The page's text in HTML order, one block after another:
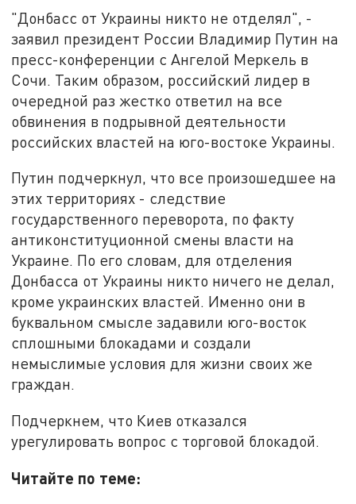
"Донбасс от Украины никто не отделял", -
заявил президент России Владимир Путин на
пресс-конференции с Ангелой Меркель в
Сочи. Таким образом, российский лидер в
очередной раз жестко ответил на все
обвинения в подрывной деятельности
российских властей на юго-востоке Украины.
Путин подчеркнул, что все произошедшее на
этих территориях - следствие
государственного переворота, по факту
антиконституционной смены власти на
Украине. По его словам, для отделения
Донбасса от Украины никто ничего не делал,
кроме украинских властей. Именно они в
буквальном смысле задавили юго-восток
сплошными блокадами и создали
немыслимые условия для жизни своих же
граждан.
Подчеркнем, что Киев отказался
урегулировать вопрос с торговой блокадой.
Читайте по теме: